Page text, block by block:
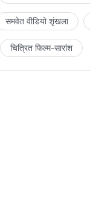
समवेत वीडियो शृंखला
चित्रित फिल्म-सारांश